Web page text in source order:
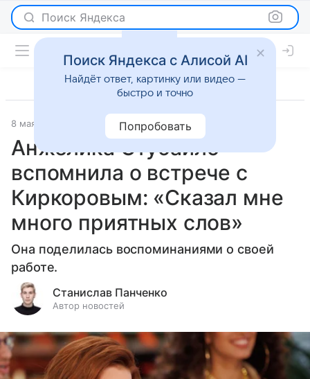
Поиск Яндекса
8 мая 2025 Светская жизнь
Анжелика Стубайло
вспомнила о встрече с
Киркоровым: «Сказал мне
много приятных слов»
Она поделилась воспоминаниями о своей
работе.
Станислав Панченко
Автор новостей
Поиск Яндекса с Алисой AI
Найдёт ответ, картинку или видео —
быстро и точно
Попробовать